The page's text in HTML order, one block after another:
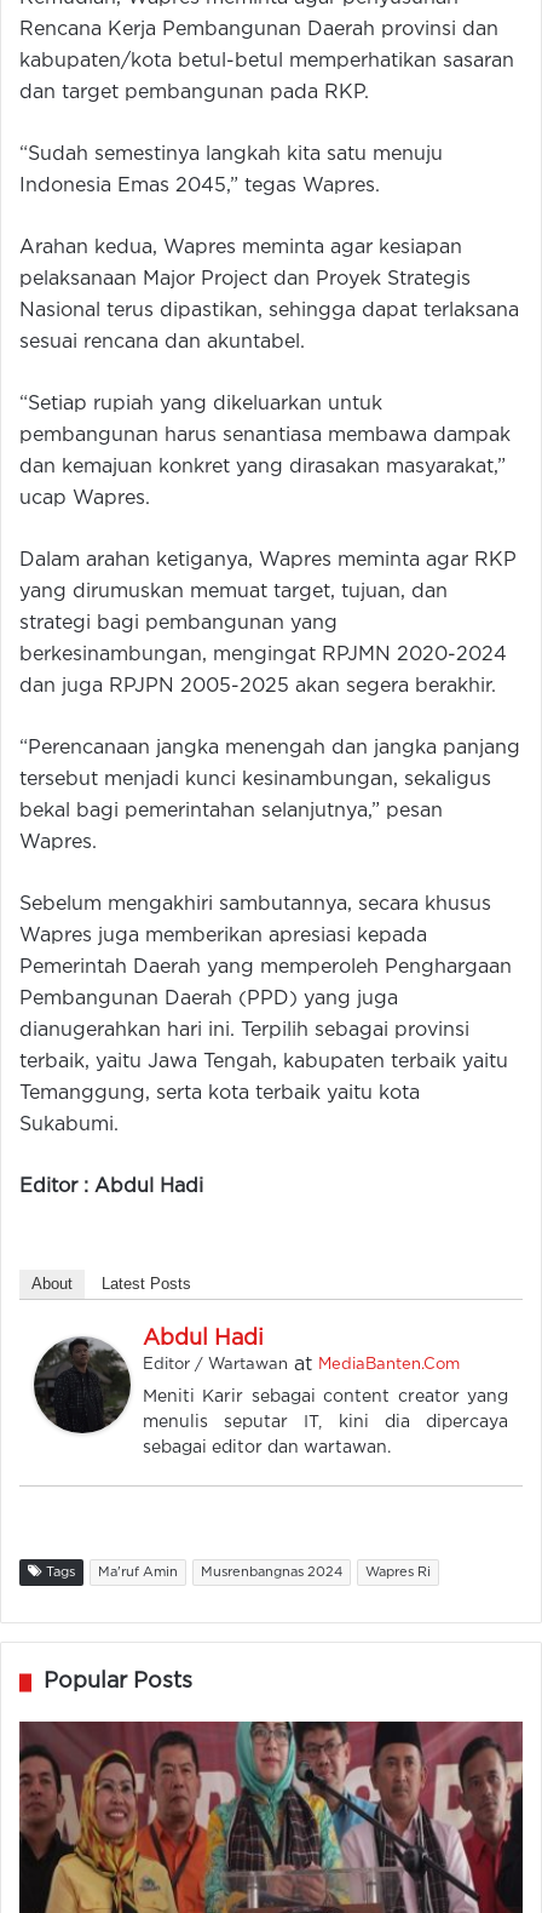
Rencana Kerja Pembangunan Daerah provinsi dan
kabupaten/kota betul-betul memperhatikan sasaran
dan target pembangunan pada RKP.
“Sudah semestinya langkah kita satu menuju
Indonesia Emas 2045,” tegas Wapres.
Arahan kedua, Wapres meminta agar kesiapan
pelaksanaan Major Project dan Proyek Strategis
Nasional terus dipastikan, sehingga dapat terlaksana
sesuai rencana dan akuntabel.
“Setiap rupiah yang dikeluarkan untuk
pembangunan harus senantiasa membawa dampak
dan kemajuan konkret yang dirasakan masyarakat,”
ucap Wapres.
Dalam arahan ketiganya, Wapres meminta agar RKP
yang dirumuskan memuat target, tujuan, dan
strategi bagi pembangunan yang
berkesinambungan, mengingat RPJMN 2020-2024
dan juga RPJPN 2005-2025 akan segera berakhir.
“Perencanaan jangka menengah dan jangka panjang
tersebut menjadi kunci kesinambungan, sekaligus
bekal bagi pemerintahan selanjutnya,” pesan
Wapres.
Sebelum mengakhiri sambutannya, secara khusus
Wapres juga memberikan apresiasi kepada
Pemerintah Daerah yang memperoleh Penghargaan
Pembangunan Daerah (PPD) yang juga
dianugerahkan hari ini. Terpilih sebagai provinsi
terbaik, yaitu Jawa Tengah, kabupaten terbaik yaitu
Temanggung, serta kota terbaik yaitu kota
Sukabumi.
Editor : Abdul Hadi
About Latest Posts
Abdul Hadi
Editor / Wartawan at MediaBanten.Com
Meniti Karir sebagai content creator yang
menulis seputar IT, kini dia dipercaya
sebagai editor dan wartawan.
Tags Ma'ruf Amin Musrenbangnas 2024 Wapres Ri
Popular Posts